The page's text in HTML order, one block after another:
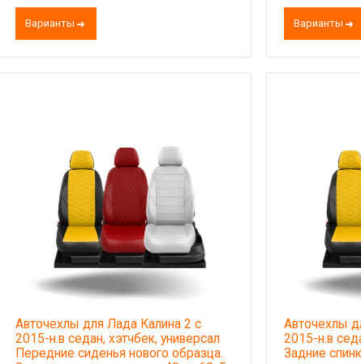
Варианты Варианты
Авточехлы для Лада Калина 2 с
2015-н.в седан, хэтчбек, универсал
Передние сиденья нового образца.
Авточехлы
2015-н.в
Задние